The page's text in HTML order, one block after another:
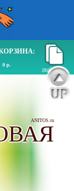
0 р.
прайс лист
ANITOS.ru